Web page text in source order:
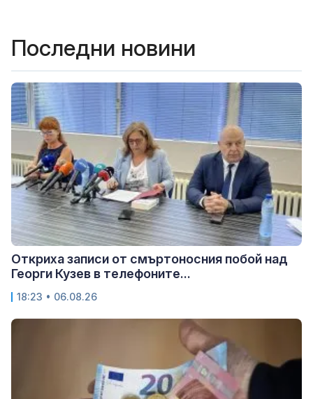
Последни новини
Откриха записи от смъртоносния побой над
Георги Кузев в телефоните...
18:23 • 06.08.26